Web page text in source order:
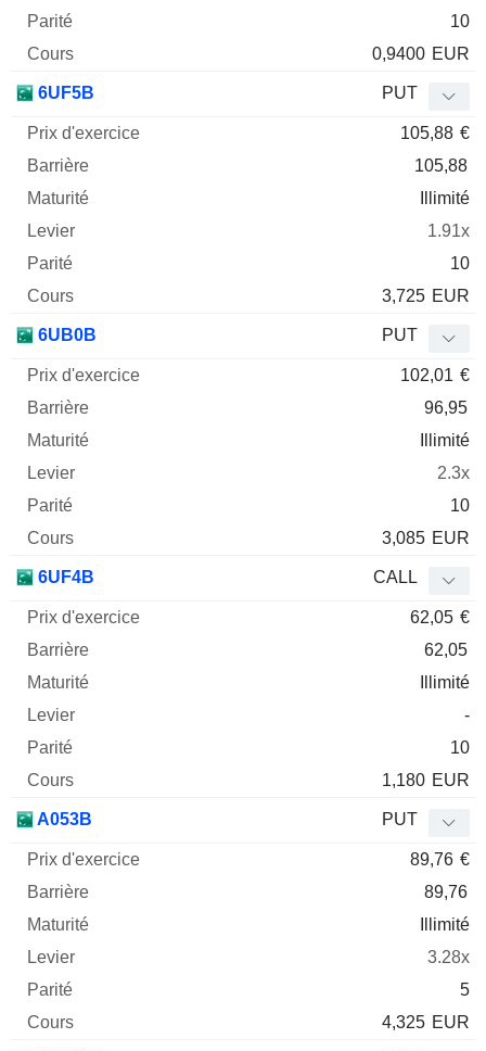
10
0,9400 EUR
6UF5B PUT
105,88 €
105,88
Illimité
1.91x
10
3,725 EUR
6UB0B PUT
102,01 €
96,95
Illimité
2.3x
10
3,085 EUR
6UF4B CALL
62,05 €
62,05
Illimité
-
10
1,180 EUR
A053B PUT
89,76 €
89,76
Illimité
3.28x
5
4,325 EUR